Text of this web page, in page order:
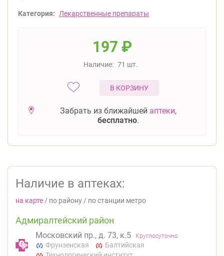
Категория: Лекарственные препараты
197 ₽
Наличие: 71 шт.
В КОРЗИНУ
Забрать из ближайшей аптеки,
бесплатно.
Наличие в аптеках:
на карте / по району / по станции метро
Адмиралтейский район
Московский пр., д. 73, к.5 Круглосуточно
Фрунзенская
Балтийская